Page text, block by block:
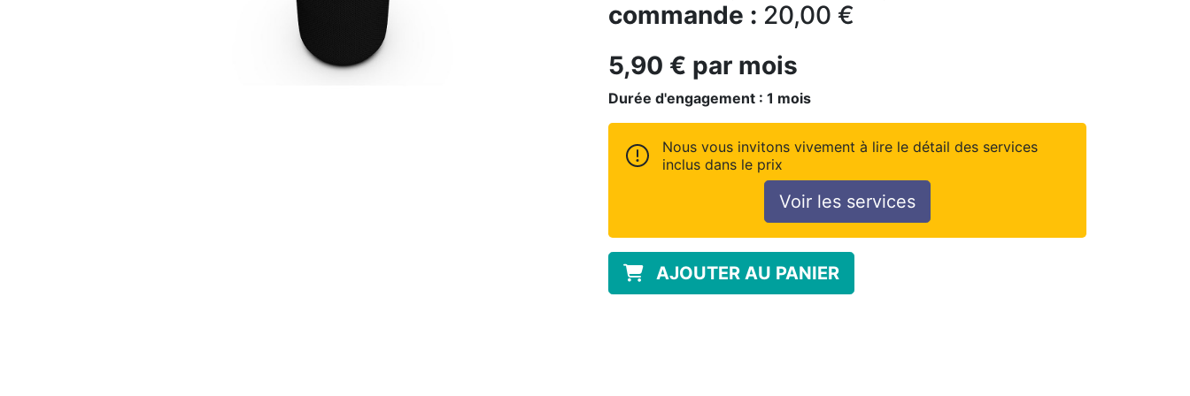
commande : 20,00 €
5,90 € par mois
Durée d'engagement : 1 mois
Nous vous invitons vivement à lire le détail des services
inclus dans le prix
Voir les services
AJOUTER AU PANIER